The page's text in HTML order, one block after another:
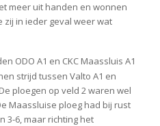
meer uit handen en wonnen
zij in ieder geval weer wat
ODO A1 en CKC Maassluis A1
strijd tussen Valto A1 en
ploegen op veld 2 waren wel
Maassluise ploeg had bij rust
3-6, maar richting het